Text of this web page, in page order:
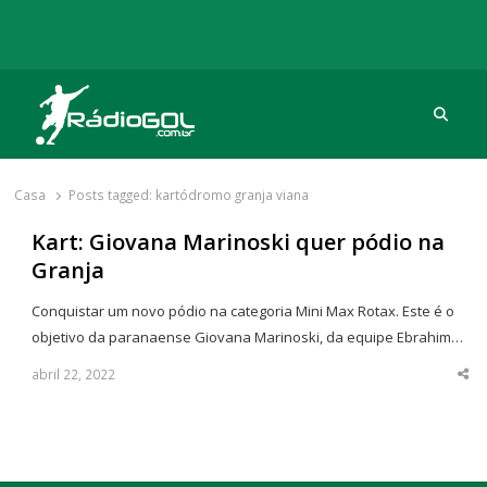
Rádio Gol
Há mais de 20 anos com as melhores coberturas
Casa Posts tagged: kartódromo granja viana
Kart: Giovana Marinoski quer pódio na
Granja
Conquistar um novo pódio na categoria Mini Max Rotax. Este é o
objetivo da paranaense Giovana Marinoski, da equipe Ebrahim…
abril 22, 2022